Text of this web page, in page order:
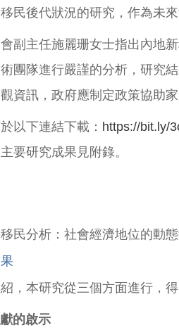
民後代狀況的研究，作為未來
副主任施麗珊女士指出內地
團隊進行嚴謹的分析，研究
資訊，政府應制定政策協助
以下連結下載： https://bit.ly/
要研究成果見附錄。
移民分析：社會經濟地位的動態
，本研究從三個方面進行，
的啟示